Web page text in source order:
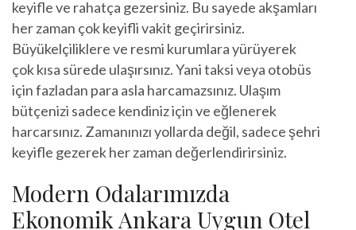
keyifle ve rahatça gezersiniz. Bu sayede akşamları
her zaman çok keyifli vakit geçirirsiniz.
Büyükelçiliklere ve resmi kurumlara yürüyerek
çok kısa sürede ulaşırsınız. Yani taksi veya otobüs
için fazladan para asla harcamazsınız. Ulaşım
bütçenizi sadece kendiniz için ve eğlenerek
harcarsınız. Zamanınızı yollarda değil, sadece şehri
keyifle gezerek her zaman değerlendirirsiniz.
Modern Odalarımızda
Ekonomik Ankara Uygun Otel